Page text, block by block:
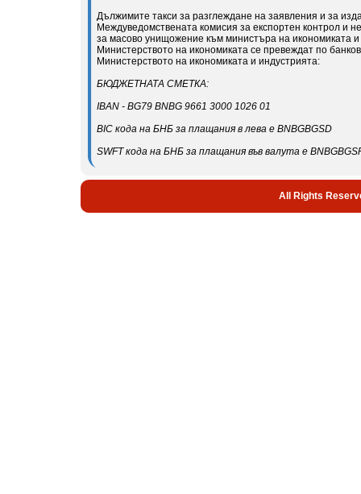
Дължимите такси за разглеждане на заявления и за
Междуведомствената комисия за експортен контрол и
за масово унищожение към министъра на икономиката и
Министерството на икономиката се превеждат по
Министерството на икономиката и индустрията:
БЮДЖЕТНАТА СМЕТКА:
IBAN - BG79 BNBG 9661 3000 1026 01
BIC кода на БНБ за плащания в лева е BNBGBGSD
SWFT кода на БНБ за плащания във валута е
All Rights